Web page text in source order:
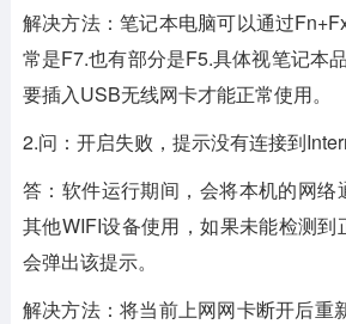
解决方法：笔记本电脑可以通过
常是F7.也有部分是F5.具体视笔记本
要插入USB无线网卡才能正常使用。
2.问：开启失败，提示没有连接到
答：软件运行期间，会将本机的网络
其他WIFI设备使用，如果未能检测
会弹出该提示。
解决方法：将当前上网网卡断开后重